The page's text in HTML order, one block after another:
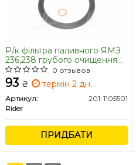
Р/к фільтра паливного ЯМЗ
236,238 грубого очищення
(RIDER)
0 отзывов
93 ₴ термін 2 дн.
Артикул:
201-1105501
Rider
ПРИДБАТИ